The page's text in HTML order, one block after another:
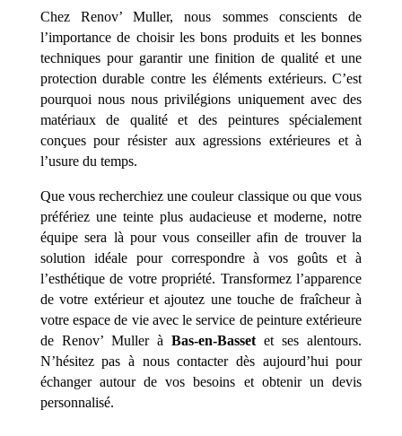
Chez Renov’ Muller, nous sommes conscients de
l’importance de choisir les bons produits et les bonnes
techniques pour garantir une finition de qualité et une
protection durable contre les éléments extérieurs. C’est
pourquoi nous nous privilégions uniquement avec des
matériaux de qualité et des peintures spécialement
conçues pour résister aux agressions extérieures et à
l’usure du temps.
Que vous recherchiez une couleur classique ou que vous
préfériez une teinte plus audacieuse et moderne, notre
équipe sera là pour vous conseiller afin de trouver la
solution idéale pour correspondre à vos goûts et à
l’esthétique de votre propriété. Transformez l’apparence
de votre extérieur et ajoutez une touche de fraîcheur à
votre espace de vie avec le service de peinture extérieure
de Renov’ Muller àBas-en-Basset et ses alentours.
N’hésitez pas à nous contacter dès aujourd’hui pour
échanger autour de vos besoins et obtenir un devis
personnalisé.